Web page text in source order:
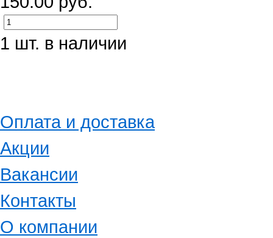
1 шт. в наличии
Оплата и доставка
Акции
Вакансии
Контакты
О компании